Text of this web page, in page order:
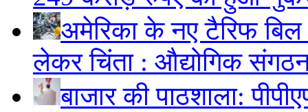
अमेरिका के नए टैरिफ बिल
लेकर चिंता : औद्योगिक
बाजार की पाठशाला: